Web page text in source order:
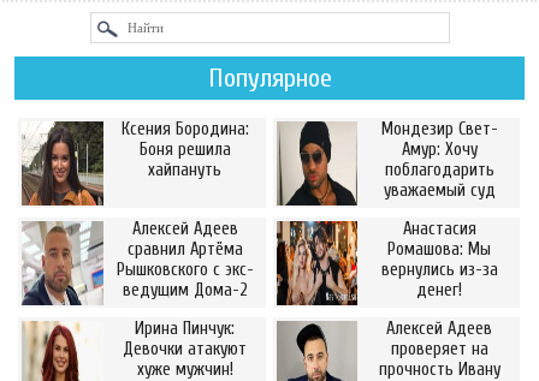
Популярное
Ксения Бородина:
Боня решила
хайпануть
Мондезир Свет-
Амур: Хочу
поблагодарить
уважаемый суд
Алексей Адеев
сравнил Артёма
Рышковского с экс-
ведущим Дома-2
Анастасия
Ромашова: Мы
вернулись из-за
денег!
Ирина Пинчук:
Девочки атакуют
хуже мужчин!
Алексей Адеев
проверяет на
прочность Ивану